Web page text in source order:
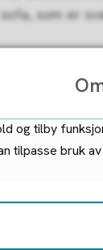
som er
utlån i 2024 til
utvikling
og tilby
tilpasse bruk